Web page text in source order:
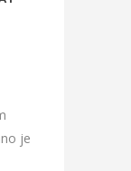
je